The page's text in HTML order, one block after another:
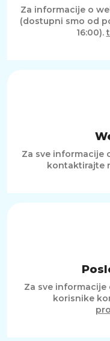
Za informacije o
(dostupni smo od
16:00).
Za sve informacije
kontaktirajte
Za sve informacije
korisnike